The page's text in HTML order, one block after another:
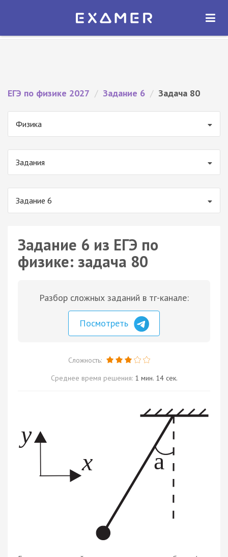
Экзамер — ЕГЭ 2027
ОТКРЫТЬ
ЕГЭ по физике 2027 / Задание 6 / Задача 80
Физика
Задания
Задание 6
Задание 6 из ЕГЭ по
физике: задача 80
Разбор сложных заданий в тг-канале:
Посмотреть
Сложность:
Среднее время решения: 1 мин. 14 сек.